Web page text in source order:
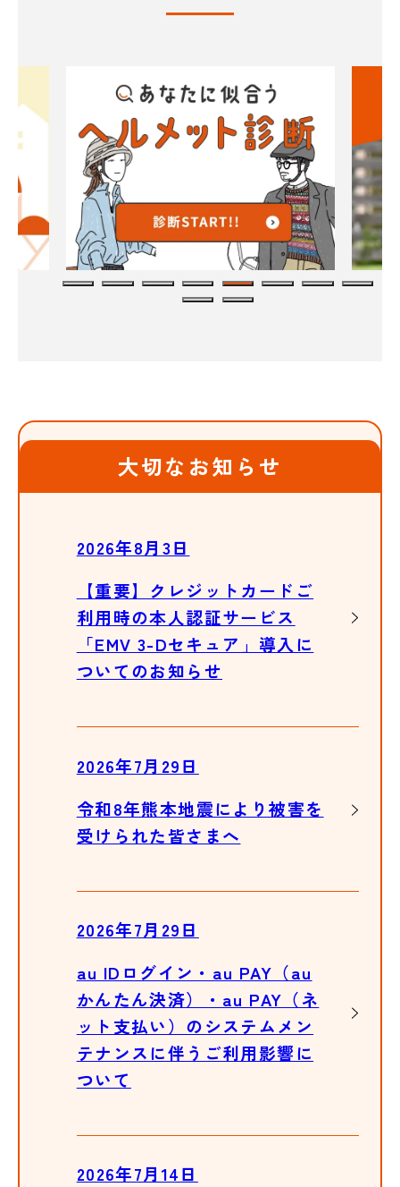
大切なお知らせ
2026年8月3日
【重要】クレジットカードご
利用時の本人認証サービス
「EMV 3-Dセキュア」導入に
ついてのお知らせ
2026年7月29日
令和8年熊本地震により被害を
受けられた皆さまへ
2026年7月29日
au IDログイン・au PAY（au
かんたん決済）・au PAY（ネ
ット支払い）のシステムメン
テナンスに伴うご利用影響に
ついて
2026年7月14日